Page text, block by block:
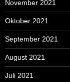
November 2021
Oktober 2021
September 2021
August 2021
Juli 2021